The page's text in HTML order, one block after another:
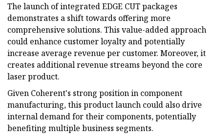
The launch of integrated EDGE CUT packages
demonstrates a shift towards offering more
comprehensive solutions. This value-added approach
could enhance customer loyalty and potentially
increase average revenue per customer. Moreover, it
creates additional revenue streams beyond the core
laser product.
Given Coherent's strong position in component
manufacturing, this product launch could also drive
internal demand for their components, potentially
benefiting multiple business segments.